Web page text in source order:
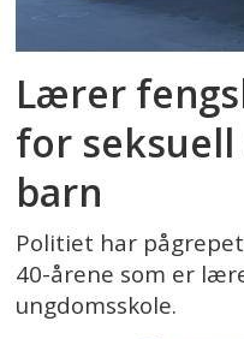
Lærer
for seksuell
barn
Politiet har
40-årene som er
ungdomsskole.